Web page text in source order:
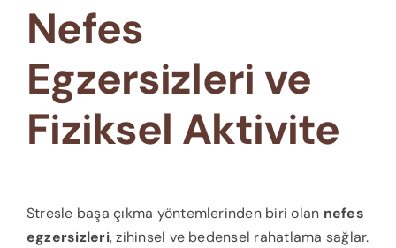
Nefes
Egzersizleri ve
Fiziksel Aktivite
Stresle başa çıkma yöntemlerinden biri olan nefes
egzersizleri, zihinsel ve bedensel rahatlama sağlar.